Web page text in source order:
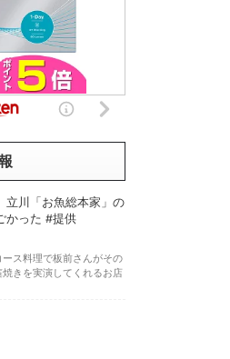
立川「お魚総本家」の
かった #提供
ス料理で板前さんがその
きを実演してくれるお店